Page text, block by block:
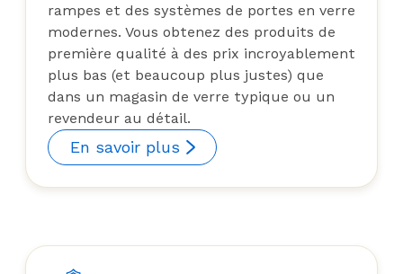
rampes et des systèmes de portes en verre
modernes. Vous obtenez des produits de
première qualité à des prix incroyablement
plus bas (et beaucoup plus justes) que
dans un magasin de verre typique ou un
revendeur au détail.
En savoir plus